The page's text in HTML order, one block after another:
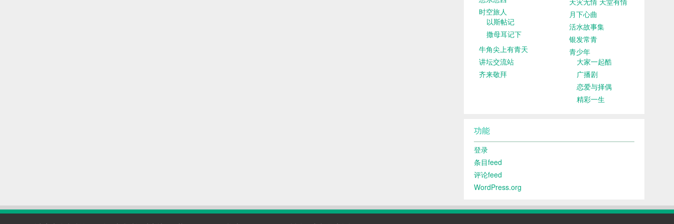
时空旅人
以斯帖记
撒母耳记下
牛角尖上有青天
讲坛交流站
齐来敬拜
月下心曲
活水故事集
银发常青
青少年
大家一起酷
广播剧
恋爱与择偶
精彩一生
功能
登录
条目feed
评论feed
WordPress.org